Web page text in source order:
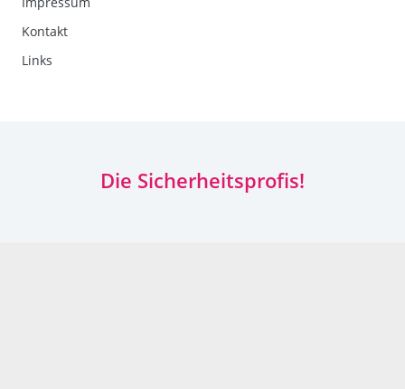
Kontakt
Links
Die Sicherheitsprofis!